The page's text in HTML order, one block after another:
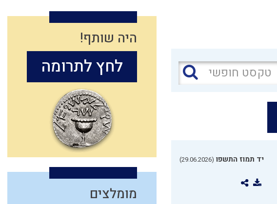
יד תמוז התשפו (29.06.2026)
היה שותף!
לחץ לתרומה
מומלצים